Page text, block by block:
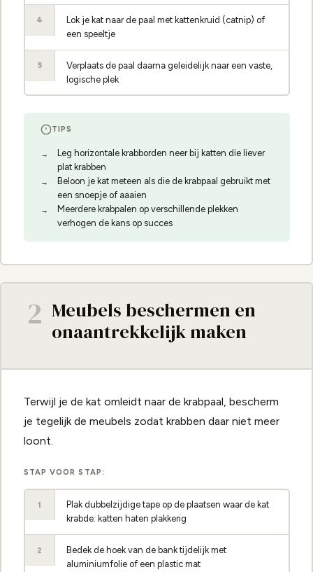
4
Lok je kat naar de paal met kattenkruid (catnip) of
een speeltje
5
Verplaats de paal daarna geleidelijk naar een vaste,
logische plek
TIPS
Leg horizontale krabborden neer bij katten die liever
plat krabben
Beloon je kat meteen als die de krabpaal gebruikt met
een snoepje of aaaien
Meerdere krabpalen op verschillende plekken
verhogen de kans op succes
2 Meubels beschermen en
onaantrekkelijk maken
Terwijl je de kat omleidt naar de krabpaal, bescherm
je tegelijk de meubels zodat krabben daar niet meer
loont.
STAP VOOR STAP:
1
Plak dubbelzijdige tape op de plaatsen waar de kat
krabde: katten haten plakkerig
2
Bedek de hoek van de bank tijdelijk met
aluminiumfolie of een plastic mat